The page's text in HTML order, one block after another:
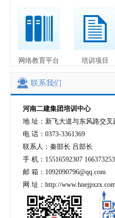
网络教育平台 培训项目
联系我们
河南二建集团培训中心
地 址：新飞大道与东风路交叉
电 话：0373-3361369
联系人：秦部长 吕部长
手 机：15516592307
邮 箱：1092090796@qq.com
网 址：http://